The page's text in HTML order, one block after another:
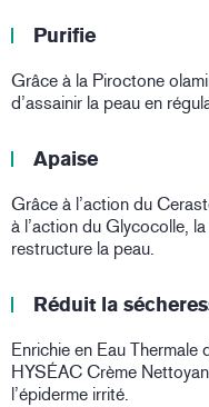
Purifie
Grâce à la Piroctone
d’assainir la peau en
Apaise
Grâce à l’action du
à l’action du Glycocolle,
restructure la peau.
Réduit la
Enrichie en Eau Thermale
HYSÉAC Crème
l’épiderme irrité.